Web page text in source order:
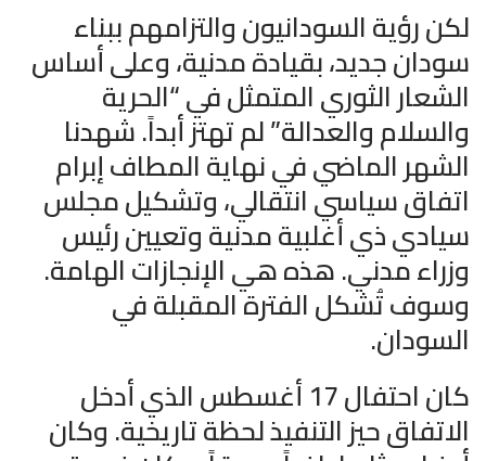
لكن رؤية السودانيون والتزامهم ببناء
سودان جديد، بقيادة مدنية، وعلى أساس
الشعار الثوري المتمثل في “الحرية
والسلام والعدالة” لم تهتز أبداً. شهدنا
الشهر الماضي في نهاية المطاف إبرام
اتفاق سياسي انتقالي، وتشكيل مجلس
سيادي ذي أغلبية مدنية وتعيين رئيس
وزراء مدني. هذه هي الإنجازات الهامة.
وسوف تُشكل الفترة المقبلة في
السودان.
كان احتفال 17 أغسطس الذي أدخل
الاتفاق حيز التنفيذ لحظة تاريخية. وكان